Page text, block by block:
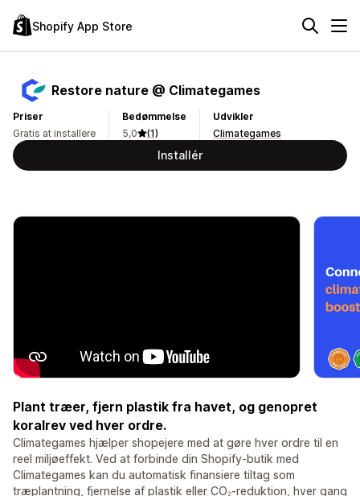
Shopify App Store
Restore nature @ Climategames
Priser
Gratis at installere
Bedømmelse
5,0
(1)
Udvikler
Climategames
Installér
Plant træer, fjern plastik fra havet, og genopret
koralrev ved hver ordre.
Climategames hjælper shopejere med at gøre hver ordre til en
reel miljøeffekt. Ved at forbinde din Shopify-butik med
Climategames kan du automatisk finansiere tiltag som
træplantning, fjernelse af plastik eller CO₂-reduktion, hver gang